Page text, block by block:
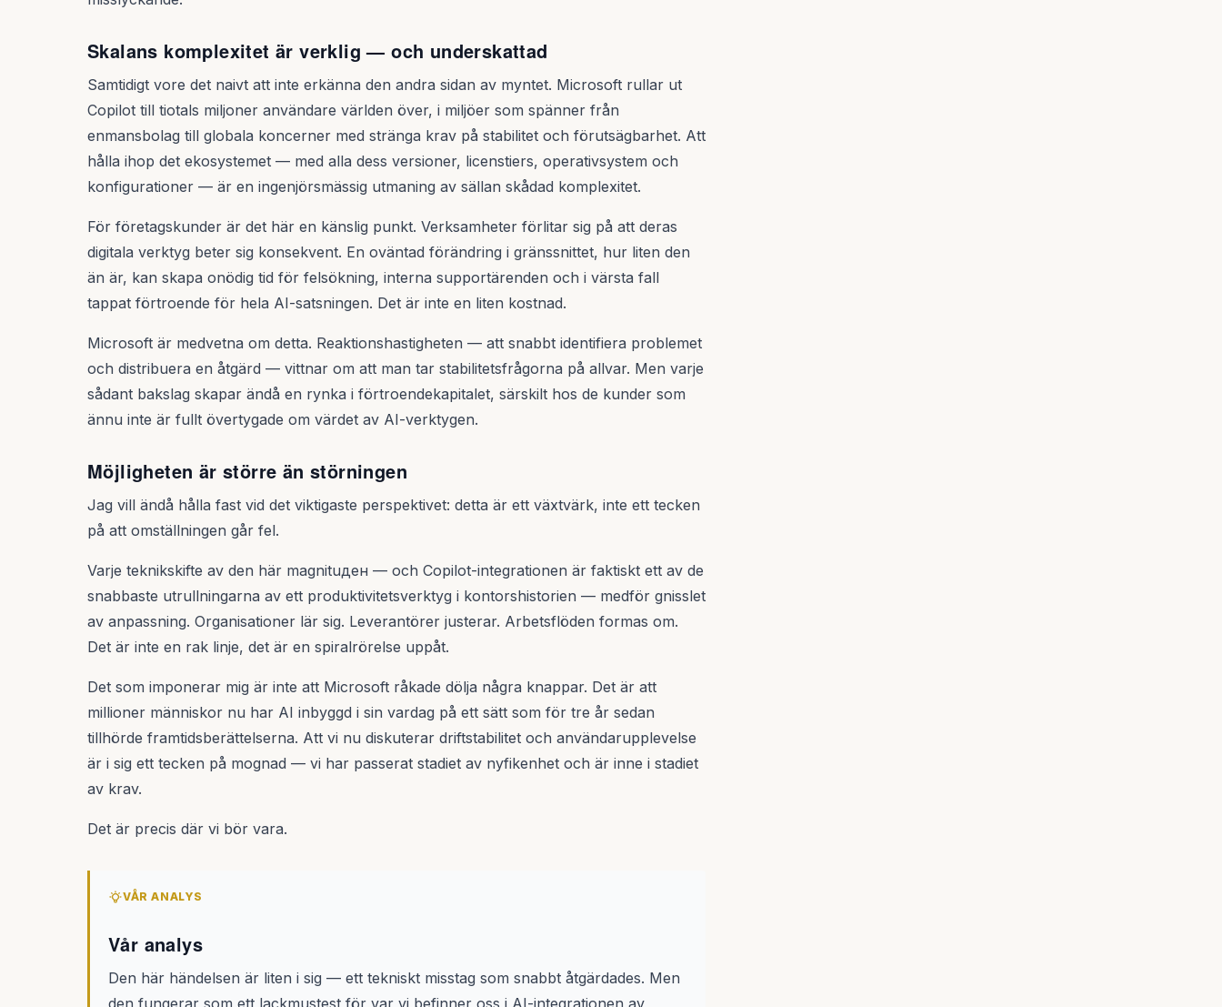
Skalans komplexitet är verklig — och underskattad
Samtidigt vore det naivt att inte erkänna den andra sidan av myntet. Microsoft rullar ut
Copilot till tiotals miljoner användare världen över, i miljöer som spänner från
enmansbolag till globala koncerner med stränga krav på stabilitet och förutsägbarhet. Att
hålla ihop det ekosystemet — med alla dess versioner, licenstiers, operativsystem och
konfigurationer — är en ingenjörsmässig utmaning av sällan skådad komplexitet.
För företagskunder är det här en känslig punkt. Verksamheter förlitar sig på att deras
digitala verktyg beter sig konsekvent. En oväntad förändring i gränssnittet, hur liten den
än är, kan skapa onödig tid för felsökning, interna supportärenden och i värsta fall
tappat förtroende för hela AI-satsningen. Det är inte en liten kostnad.
Microsoft är medvetna om detta. Reaktionshastigheten — att snabbt identifiera problemet
och distribuera en åtgärd — vittnar om att man tar stabilitetsfrågorna på allvar. Men varje
sådant bakslag skapar ändå en rynka i förtroendekapitalet, särskilt hos de kunder som
ännu inte är fullt övertygade om värdet av AI-verktygen.
Möjligheten är större än störningen
Jag vill ändå hålla fast vid det viktigaste perspektivet: detta är ett växtvärk, inte ett tecken
på att omställningen går fel.
Varje teknikskifte av den här magnituден — och Copilot-integrationen är faktiskt ett av de
snabbaste utrullningarna av ett produktivitetsverktyg i kontorshistorien — medför gnisslet
av anpassning. Organisationer lär sig. Leverantörer justerar. Arbetsflöden formas om.
Det är inte en rak linje, det är en spiralrörelse uppåt.
Det som imponerar mig är inte att Microsoft råkade dölja några knappar. Det är att
millioner människor nu har AI inbyggd i sin vardag på ett sätt som för tre år sedan
tillhörde framtidsberättelserna. Att vi nu diskuterar driftstabilitet och användarupplevelse
är i sig ett tecken på mognad — vi har passerat stadiet av nyfikenhet och är inne i stadiet
av krav.
Det är precis där vi bör vara.
VÅR ANALYS
Vår analys
Den här händelsen är liten i sig — ett tekniskt misstag som snabbt åtgärdades. Men
den fungerar som ett lackmustest för var vi befinner oss i AI-integrationen av